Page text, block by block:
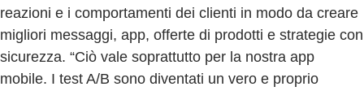
reazioni e i comportamenti dei clienti in modo da creare
migliori messaggi, app, offerte di prodotti e strategie con
sicurezza. “Ciò vale soprattutto per la nostra app
mobile. I test A/B sono diventati un vero e proprio